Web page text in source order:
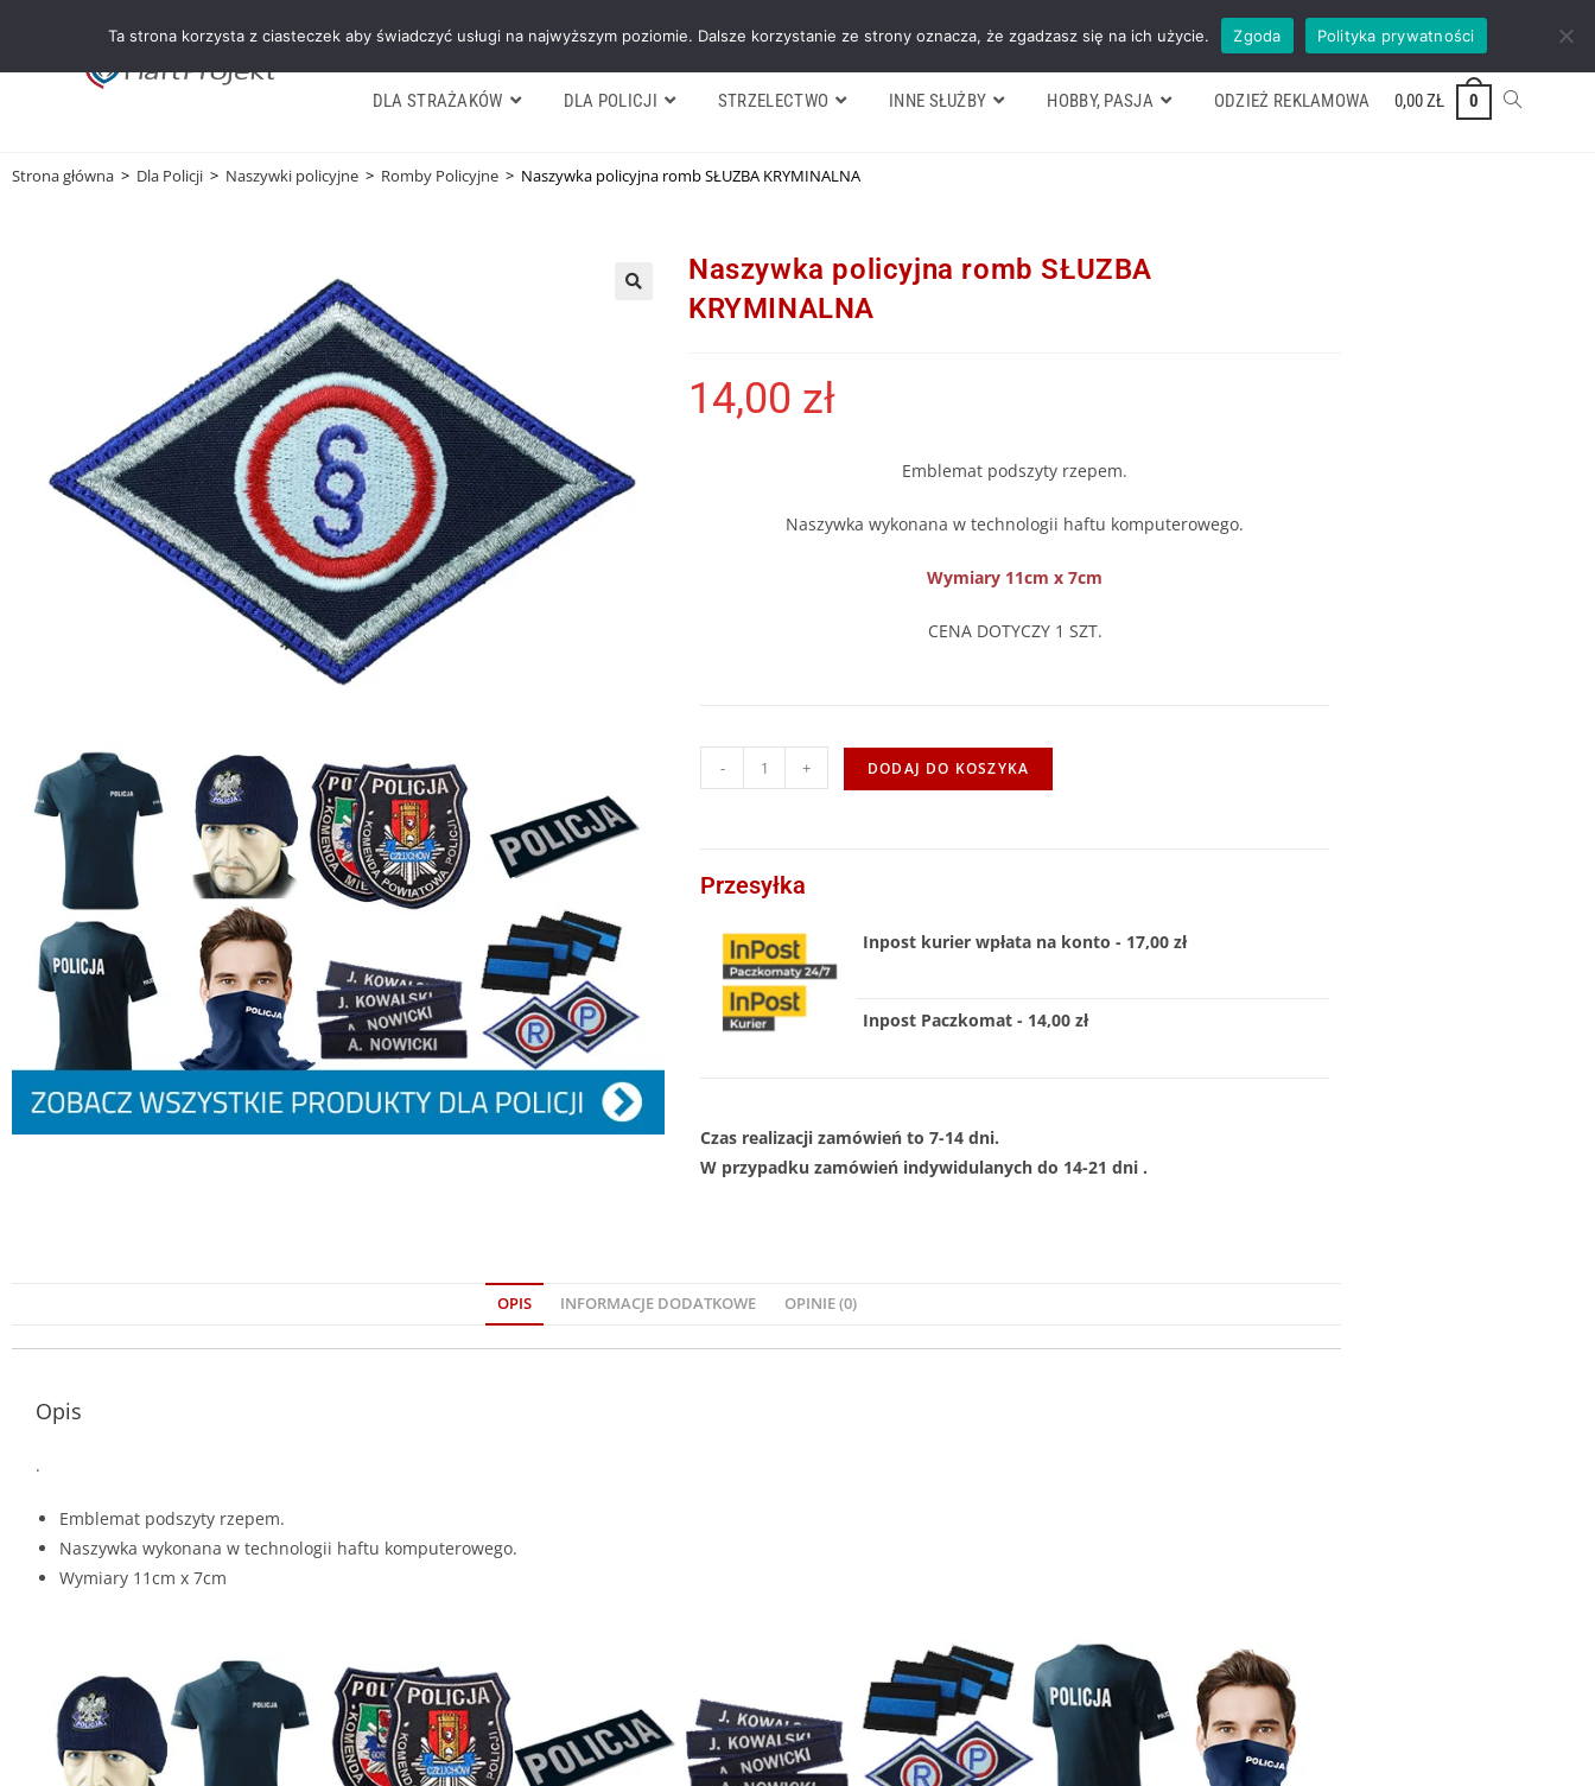
Formularz wyceny Kontakt ZADZWOŃ TEL. 600 352 938
DLA STRAŻAKÓW DLA POLICJI STRZELECTWO INNE SŁUŻBY HOBBY, PASJA ODZIEŻ REKLAMOWA 0,00ZŁ 0
Strona główna > Dla Policji > Naszywki policyjne > Romby Policyjne > Naszywka policyjna romb SŁUZBA KRYMINALNA
Naszywka policyjna romb SŁUZBA
KRYMINALNA
14,00 zł
Emblemat podszyty rzepem.
Naszywka wykonana w technologii haftu komputerowego.
Wymiary 11cm x 7cm
CENA DOTYCZY 1 SZT.
- + DODAJ DO KOSZYKA
Przesyłka
Inpost kurier wpłata na konto - 17,00 zł
Inpost Paczkomat - 14,00 zł
Czas realizacji zamówień to 7-14 dni.
W przypadku zamówień indywidulanych do 14-21 dni .
OPIS INFORMACJE DODATKOWE OPINIE (0)
Opis
.
Emblemat podszyty rzepem.
Naszywka wykonana w technologii haftu komputerowego.
Wymiary 11cm x 7cm
Ta strona korzysta z ciasteczek aby świadczyć usługi na najwyższym poziomie. Dalsze korzystanie ze strony oznacza, że zgadzasz się na ich użycie. Zgoda Polityka prywatności